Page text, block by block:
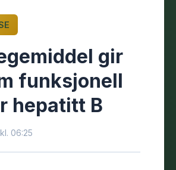
gir
funksjonell
hepatitt B
06:25